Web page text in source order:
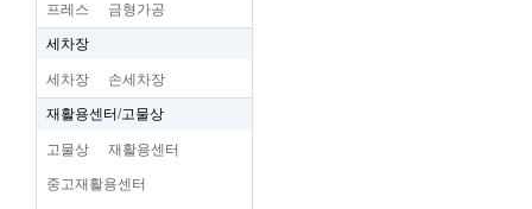
프레스 금형가공
세차장
세차장 손세차장
재활용센터/고물상
고물상 재활용센터
중고재활용센터